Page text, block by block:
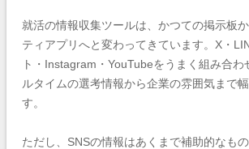
就活の情報収集ツールは、かつての掲示板
ティアプリへと変わってきています。X・
ト・Instagram・YouTubeをうまく組み合わ
ルタイムの選考情報から企業の雰囲気まで
す。
ただし、SNSの情報はあくまで補助的なも